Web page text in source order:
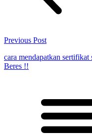
Previous Post
cara mendapatkan
Beres !!